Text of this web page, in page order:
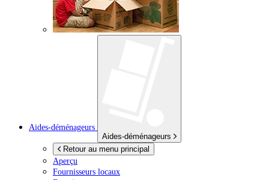
Aides-déménageurs
Aides-déménageurs
Retour au menu principal
Aperçu
Fournisseurs locaux